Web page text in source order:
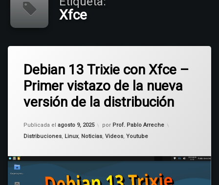
Xfce
Debian 13 Trixie con Xfce –
Primer vistazo de la nueva
versión de la distribución
Publicada el agosto 9, 2025
Actualizado el agosto 9, 2025
por Prof. Pablo Arreche
Categorías:
Distribuciones, Linux, Noticias, Videos, Youtube
Debian
Trixie
Xfce
un
comentario
en
Debian
13
Trixie
Xfce
–
de